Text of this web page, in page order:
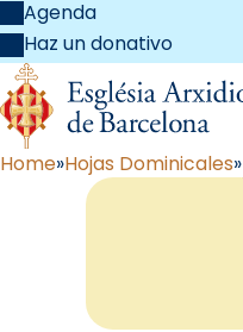
Agenda
Haz un donativo
Home Hojas Dominicales